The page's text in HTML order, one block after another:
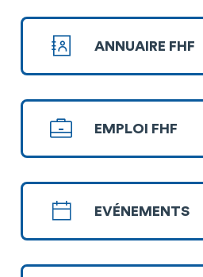
ANNUAIRE FHF
EMPLOI FHF
EVÉNEMENTS